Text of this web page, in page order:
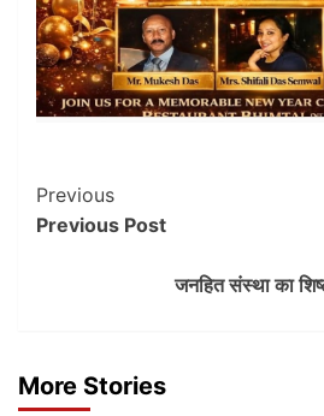
Post
Navigation
Previous
Previous Post
जनहित संस्था का
More Stories